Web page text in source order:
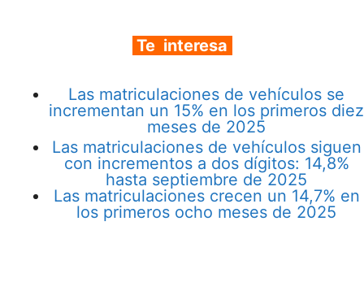
Te interesa
Las matriculaciones de vehículos se
incrementan un 15% en los primeros diez
meses de 2025
Las matriculaciones de vehículos siguen
con incrementos a dos dígitos: 14,8%
hasta septiembre de 2025
Las matriculaciones crecen un 14,7% en
los primeros ocho meses de 2025